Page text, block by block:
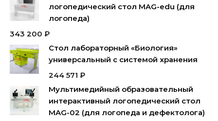
логопедический стол MAG-edu (для
логопеда)
343 200 ₽
Стол лабораторный «Биология»
универсальный с системой хранения
244 571 ₽
Мультимедийный образовательный
интерактивный логопедический стол
MAG-02 (для логопеда и дефектолога)